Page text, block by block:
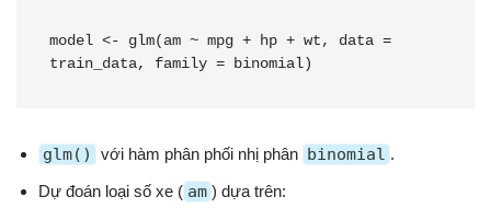
model <- glm(am ~ mpg + hp + wt, data =
train_data, family = binomial)
glm() với hàm phân phối nhị phân binomial .
Dự đoán loại số xe ( am ) dựa trên: